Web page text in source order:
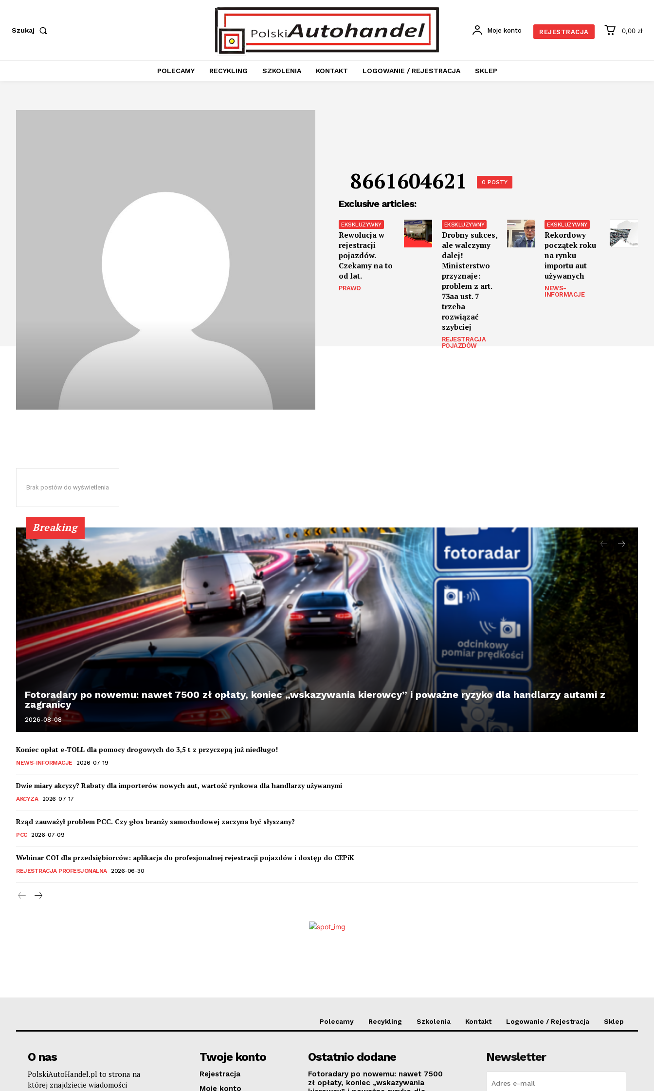
Szukaj Moje konto REJESTRACJA 0,00 zł
POLECAMY RECYKLING SZKOLENIA KONTAKT LOGOWANIE / REJESTRACJA SKLEP
8661604621 0 POSTY
Exclusive articles:
Rewolucja w
rejestracji
pojazdów.
Czekamy na to
od lat.
PRAWO
Drobny sukces,
ale walczymy
dalej!
Ministerstwo
przyznaje:
problem z art.
73aa ust. 7
trzeba
rozwiązać
szybciej
REJESTRACJA
POJAZDÓW
Rekordowy
początek roku
na rynku
importu aut
używanych
NEWS-
INFORMACJE
Brak postów do wyświetlenia
Breaking
Fotoradary po nowemu: nawet 7500 zł opłaty, koniec „wskazywania kierowcy” i poważne ryzyko dla handlarzy autami z
zagranicy
2026-08-08
Koniec opłat e-TOLL dla pomocy drogowych do 3,5 t z przyczepą już niedługo!
NEWS-INFORMACJE 2026-07-19
Dwie miary akcyzy? Rabaty dla importerów nowych aut, wartość rynkowa dla handlarzy używanymi
AKCYZA 2026-07-17
Rząd zauważył problem PCC. Czy głos branży samochodowej zaczyna być słyszany?
PCC 2026-07-09
Webinar COI dla przedsiębiorców: aplikacja do profesjonalnej rejestracji pojazdów i dostęp do CEPiK
REJESTRACJA PROFESJONALNA 2026-06-30
Polecamy Recykling Szkolenia Kontakt Logowanie / Rejestracja Sklep
O nas
PolskiAutoHandel.pl to strona na
której znajdziecie wiadomości
Twoje konto
Rejestracja
Moje konto
Ostatnio dodane
Fotoradary po nowemu: nawet 7500
zł opłaty, koniec „wskazywania
Newsletter